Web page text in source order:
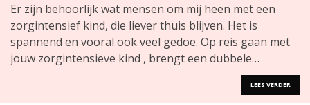
Er zijn behoorlijk wat mensen om mij heen met een
zorgintensief kind, die liever thuis blijven. Het is
spannend en vooral ook veel gedoe. Op reis gaan met
jouw zorgintensieve kind , brengt een dubbele…
LEES VERDER